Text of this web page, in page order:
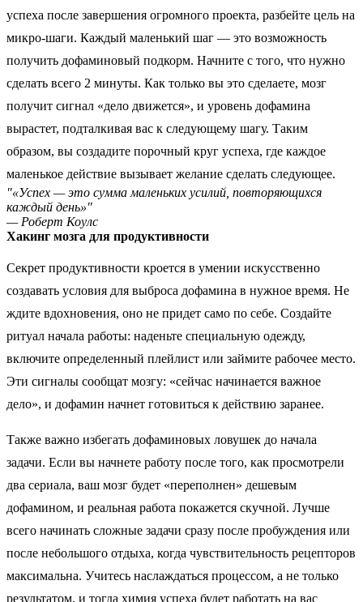
успеха после завершения огромного проекта, разбейте цель на
микро-шаги. Каждый маленький шаг — это возможность
получить дофаминовый подкорм. Начните с того, что нужно
сделать всего 2 минуты. Как только вы это сделаете, мозг
получит сигнал «дело движется», и уровень дофамина
вырастет, подталкивая вас к следующему шагу. Таким
образом, вы создадите порочный круг успеха, где каждое
маленькое действие вызывает желание сделать следующее.
"«Успех — это сумма маленьких усилий, повторяющихся
каждый день»"
— Роберт Коулс
Хакинг мозга для продуктивности
Секрет продуктивности кроется в умении искусственно
создавать условия для выброса дофамина в нужное время. Не
ждите вдохновения, оно не придет само по себе. Создайте
ритуал начала работы: наденьте специальную одежду,
включите определенный плейлист или займите рабочее место.
Эти сигналы сообщат мозгу: «сейчас начинается важное
дело», и дофамин начнет готовиться к действию заранее.
Также важно избегать дофаминовых ловушек до начала
задачи. Если вы начнете работу после того, как просмотрели
два сериала, ваш мозг будет «переполнен» дешевым
дофамином, и реальная работа покажется скучной. Лучше
всего начинать сложные задачи сразу после пробуждения или
после небольшого отдыха, когда чувствительность рецепторов
максимальна. Учитесь наслаждаться процессом, а не только
результатом, и тогда химия успеха будет работать на вас